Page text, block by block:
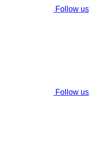
Follow us
Follow us